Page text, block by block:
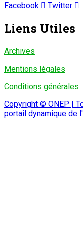
Facebook Twitter
Liens Utiles
Archives
Mentions légales
Conditions générales
Copyright © ONEP |
portail dynamique de